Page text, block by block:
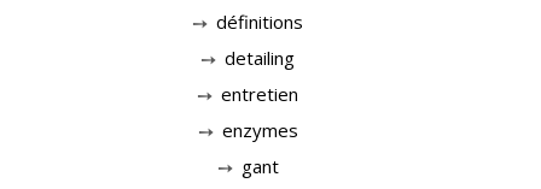
définitions
detailing
entretien
enzymes
gant